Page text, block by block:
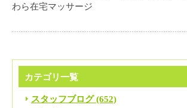
わら在宅マッサージ
カテゴリ一覧
スタッフブログ (652)